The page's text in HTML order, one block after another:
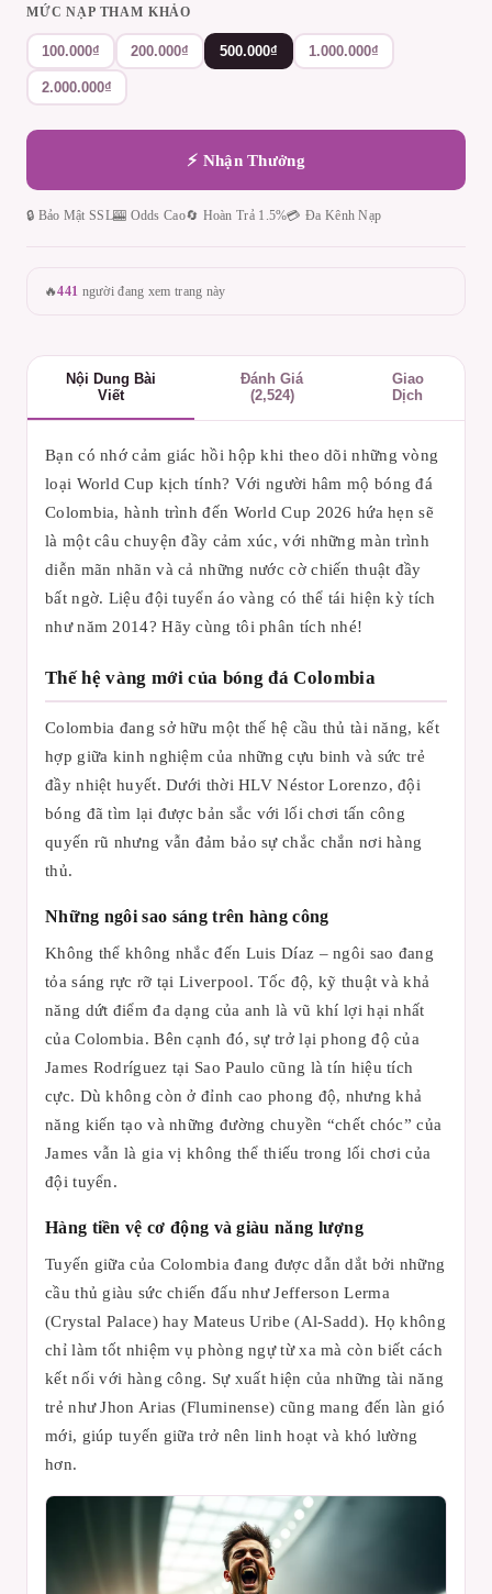
MỨC NẠP THAM KHẢO
100.000₫ 200.000₫ 500.000₫ 1.000.000₫
2.000.000₫
⚡ Nhận Thưởng
🔒 Bảo Mật SSL🎰 Odds Cao🔄 Hoàn Trả 1.5%💳 Đa Kênh Nạp
🔥441 người đang xem trang này
Nội Dung Bài
Viết
Đánh Giá
(2,524)
Giao
Dịch
Bạn có nhớ cảm giác hồi hộp khi theo dõi những vòng
loại World Cup kịch tính? Với người hâm mộ bóng đá
Colombia, hành trình đến World Cup 2026 hứa hẹn sẽ
là một câu chuyện đầy cảm xúc, với những màn trình
diễn mãn nhãn và cả những nước cờ chiến thuật đầy
bất ngờ. Liệu đội tuyển áo vàng có thể tái hiện kỳ tích
như năm 2014? Hãy cùng tôi phân tích nhé!
Thế hệ vàng mới của bóng đá Colombia
Colombia đang sở hữu một thế hệ cầu thủ tài năng, kết
hợp giữa kinh nghiệm của những cựu binh và sức trẻ
đầy nhiệt huyết. Dưới thời HLV Néstor Lorenzo, đội
bóng đã tìm lại được bản sắc với lối chơi tấn công
quyến rũ nhưng vẫn đảm bảo sự chắc chắn nơi hàng
thủ.
Những ngôi sao sáng trên hàng công
Không thể không nhắc đến Luis Díaz – ngôi sao đang
tỏa sáng rực rỡ tại Liverpool. Tốc độ, kỹ thuật và khả
năng dứt điểm đa dạng của anh là vũ khí lợi hại nhất
của Colombia. Bên cạnh đó, sự trở lại phong độ của
James Rodríguez tại Sao Paulo cũng là tín hiệu tích
cực. Dù không còn ở đỉnh cao phong độ, nhưng khả
năng kiến tạo và những đường chuyền “chết chóc” của
James vẫn là gia vị không thể thiếu trong lối chơi của
đội tuyển.
Hàng tiền vệ cơ động và giàu năng lượng
Tuyến giữa của Colombia đang được dẫn dắt bởi những
cầu thủ giàu sức chiến đấu như Jefferson Lerma
(Crystal Palace) hay Mateus Uribe (Al-Sadd). Họ không
chỉ làm tốt nhiệm vụ phòng ngự từ xa mà còn biết cách
kết nối với hàng công. Sự xuất hiện của những tài năng
trẻ như Jhon Arias (Fluminense) cũng mang đến làn gió
mới, giúp tuyến giữa trở nên linh hoạt và khó lường
hơn.